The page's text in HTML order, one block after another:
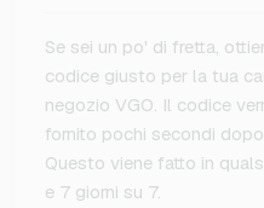
Se sei un po' di fretta,
codice giusto per la tua
negozio VGO. Il codice
fornito pochi secondi
Questo viene fatto in
e 7 giorni su 7.